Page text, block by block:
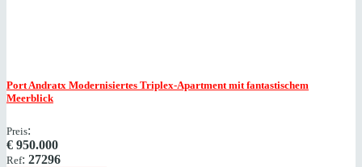
Port Andratx Modernisiertes Triplex-Apartment mit fantastischem
Meerblick
Preis:
€ 950.000
Ref: 27296